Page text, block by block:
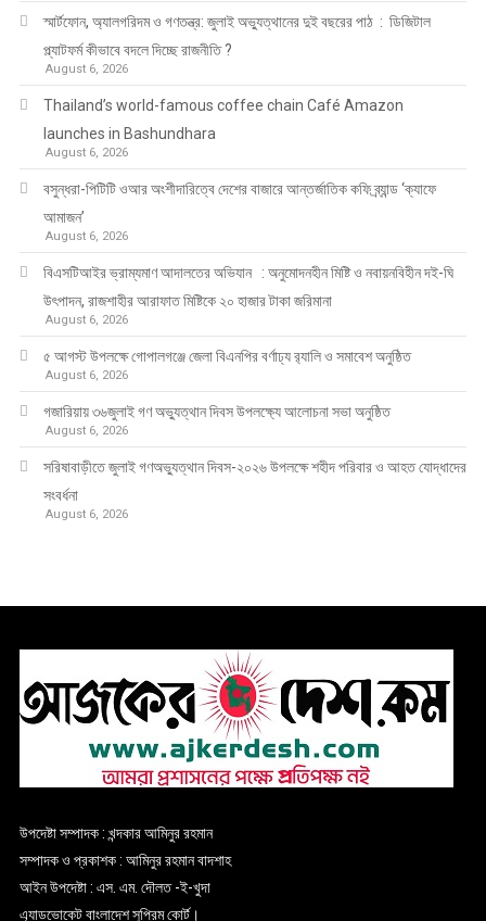
স্মার্টফোন, অ্যালগরিদম ও গণতন্ত্র: জুলাই অভ্যুত্থানের দুই বছরের পাঠ : ডিজিটাল
প্ল্যাটফর্ম কীভাবে বদলে দিচ্ছে রাজনীতি ?
August 6, 2026
Thailand’s world-famous coffee chain Café Amazon
launches in Bashundhara
August 6, 2026
বসুন্ধরা-পিটিটি ওআর অংশীদারিত্বে দেশের বাজারে আন্তর্জাতিক কফি ব্র্যান্ড ‘ক্যাফে
আমাজন’
August 6, 2026
বিএসটিআইর ভ্রাম্যমাণ আদালতের অভিযান : অনুমোদনহীন মিষ্টি ও নবায়নবিহীন দই-ঘি
উৎপাদন, রাজশাহীর আরাফাত মিষ্টিকে ২০ হাজার টাকা জরিমানা
August 6, 2026
৫ আগস্ট উপলক্ষে গোপালগঞ্জে জেলা বিএনপির বর্ণাঢ্য র‍্যালি ও সমাবেশ অনুষ্ঠিত
August 6, 2026
গজারিয়ায় ৩৬জুলাই গণ অভ্যুত্থান দিবস উপলক্ষ্যে আলোচনা সভা অনুষ্ঠিত
August 6, 2026
সরিষাবাড়ীতে জুলাই গণঅভ্যুত্থান দিবস-২০২৬ উপলক্ষে শহীদ পরিবার ও আহত যোদ্ধাদের
সংবর্ধনা
August 6, 2026
উপদেষ্টা সম্পাদক : খন্দকার আমিনুর রহমান
সম্পাদক ও প্রকাশক : আমিনুর রহমান বাদশাহ
আইন উপদেষ্টা : এস. এম. দৌলত -ই-খুদা
এ্যাডভোকেট বাংলাদেশ সুপ্রিম কোর্ট।